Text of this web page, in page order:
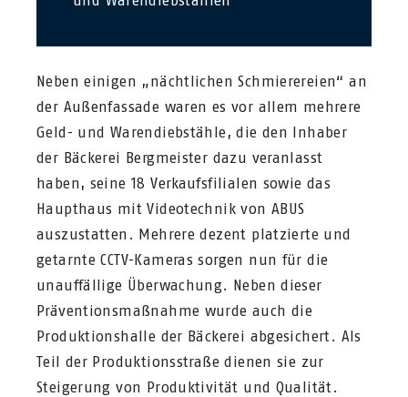
Neben einigen „nächtlichen Schmierereien“ an
der Außenfassade waren es vor allem mehrere
Geld- und Warendiebstähle, die den Inhaber
der Bäckerei Bergmeister dazu veranlasst
haben, seine 18 Verkaufsfilialen sowie das
Haupthaus mit Videotechnik von ABUS
auszustatten. Mehrere dezent platzierte und
getarnte CCTV-Kameras sorgen nun für die
unauffällige Überwachung. Neben dieser
Präventionsmaßnahme wurde auch die
Produktionshalle der Bäckerei abgesichert. Als
Teil der Produktionsstraße dienen sie zur
Steigerung von Produktivität und Qualität.